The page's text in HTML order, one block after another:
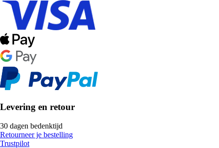
Levering en retour
30 dagen bedenktijd
Retourneer je bestelling
Trustpilot